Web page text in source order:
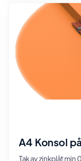
A4 Konsol
Tak av zinkplåt min